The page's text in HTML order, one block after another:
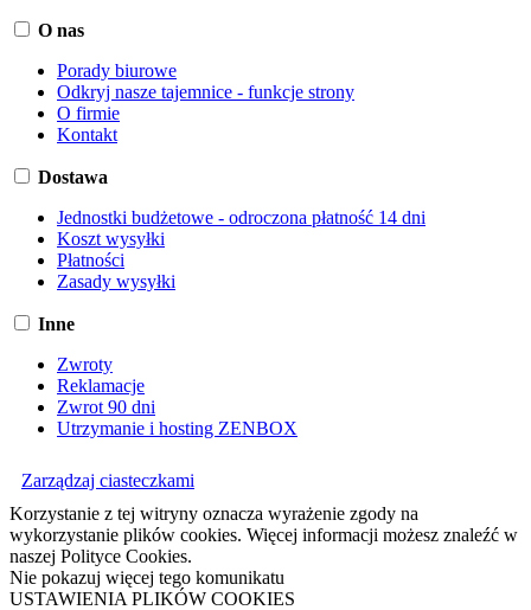
O nas
Porady biurowe
Odkryj nasze tajemnice - funkcje strony
O firmie
Kontakt
Dostawa
Jednostki budżetowe - odroczona płatność 14 dni
Koszt wysyłki
Płatności
Zasady wysyłki
Inne
Zwroty
Reklamacje
Zwrot 90 dni
Utrzymanie i hosting ZENBOX
Zarządzaj ciasteczkami
Korzystanie z tej witryny oznacza wyrażenie zgody na
wykorzystanie plików cookies. Więcej informacji możesz znaleźć w
naszej Polityce Cookies.
Nie pokazuj więcej tego komunikatu
USTAWIENIA PLIKÓW COOKIES